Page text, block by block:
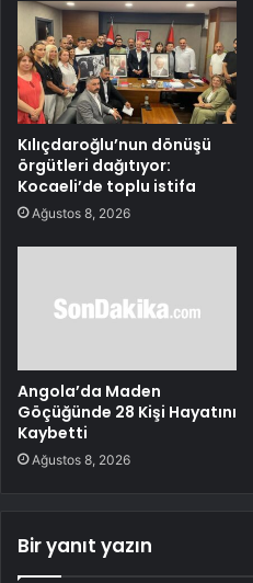
Kılıçdaroğlu’nun dönüşü
örgütleri dağıtıyor:
Kocaeli’de toplu istifa
Ağustos 8, 2026
Angola’da Maden
Göçüğünde 28 Kişi Hayatını
Kaybetti
Ağustos 8, 2026
Bir yanıt yazın